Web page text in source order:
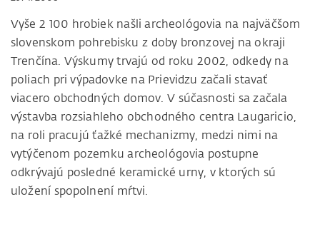
Vyše 2 100 hrobiek našli archeológovia na najväčšom
slovenskom pohrebisku z doby bronzovej na okraji
Trenčína. Výskumy trvajú od roku 2002, odkedy na
poliach pri výpadovke na Prievidzu začali stavať
viacero obchodných domov. V súčasnosti sa začala
výstavba rozsiahleho obchodného centra Laugaricio,
na roli pracujú ťažké mechanizmy, medzi nimi na
vytýčenom pozemku archeológovia postupne
odkrývajú posledné keramické urny, v ktorých sú
uložení spopolnení mŕtvi.